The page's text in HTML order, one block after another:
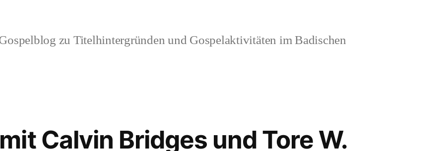
zu Titelhintergründen und Gospelaktivitäten im Badischen
Calvin Bridges und Tore W.